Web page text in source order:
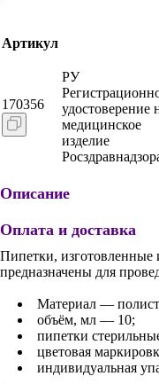
Артикул
170356
РУ
удостоверение
медицинское
изделие
Описание
Оплата и доставка
Пипетки, изготовленные
предназначены для
Материал —
объём, мл — 10;
пипетки
цветовая
индивидуальная